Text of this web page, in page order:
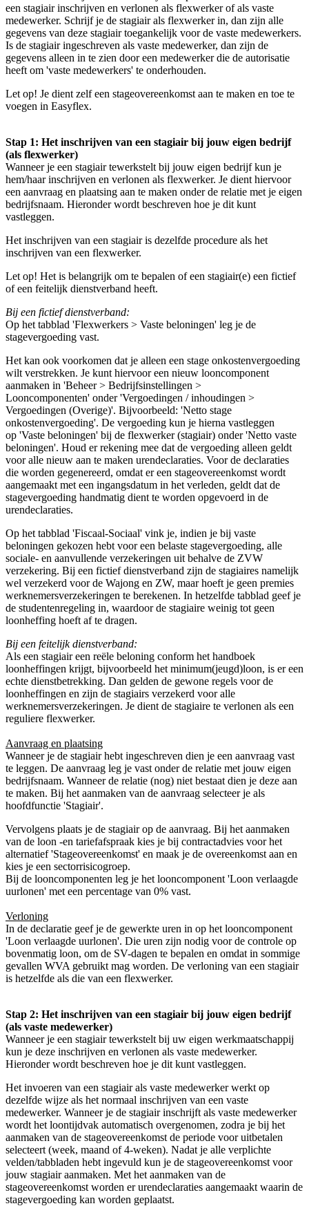
een stagiair inschrijven en verlonen als flexwerker of als vaste
medewerker. Schrijf je de stagiair als flexwerker in, dan zijn alle
gegevens van deze stagiair toegankelijk voor de vaste medewerkers.
Is de stagiair ingeschreven als vaste medewerker, dan zijn de
gegevens alleen in te zien door een medewerker die de autorisatie
heeft om 'vaste medewerkers' te onderhouden.
Let op! Je dient zelf een stageovereenkomst aan te maken en toe te
voegen in Easyflex.
Stap 1: Het inschrijven van een stagiair bij jouw eigen bedrijf
(als flexwerker)
Wanneer je een stagiair tewerkstelt bij jouw eigen bedrijf kun je
hem/haar inschrijven en verlonen als flexwerker. Je dient hiervoor
een aanvraag en plaatsing aan te maken onder de relatie met je eigen
bedrijfsnaam. Hieronder wordt beschreven hoe je dit kunt
vastleggen.
Het inschrijven van een stagiair is dezelfde procedure als het
inschrijven van een flexwerker.
Let op! Het is belangrijk om te bepalen of een stagiair(e) een fictief
of een feitelijk dienstverband heeft.
Bij een fictief dienstverband:
Op het tabblad 'Flexwerkers > Vaste beloningen' leg je de
stagevergoeding vast.
Het kan ook voorkomen dat je alleen een stage onkostenvergoeding
wilt verstrekken. Je kunt hiervoor een nieuw looncomponent
aanmaken in 'Beheer > Bedrijfsinstellingen >
Looncomponenten' onder 'Vergoedingen / inhoudingen >
Vergoedingen (Overige)'. Bijvoorbeeld: 'Netto stage
onkostenvergoeding'. De vergoeding kun je hierna vastleggen
op 'Vaste beloningen' bij de flexwerker (stagiair) onder 'Netto vaste
beloningen'. Houd er rekening mee dat de vergoeding alleen geldt
voor alle nieuw aan te maken urendeclaraties. Voor de declaraties
die worden gegenereerd, omdat er een stageovereenkomst wordt
aangemaakt met een ingangsdatum in het verleden, geldt dat de
stagevergoeding handmatig dient te worden opgevoerd in de
urendeclaraties.
Op het tabblad 'Fiscaal-Sociaal' vink je, indien je bij vaste
beloningen gekozen hebt voor een belaste stagevergoeding, alle
sociale- en aanvullende verzekeringen uit behalve de ZVW
verzekering. Bij een fictief dienstverband zijn de stagiaires namelijk
wel verzekerd voor de Wajong en ZW, maar hoeft je geen premies
werknemersverzekeringen te berekenen. In hetzelfde tabblad geef je
de studentenregeling in, waardoor de stagiaire weinig tot geen
loonheffing hoeft af te dragen.
Bij een feitelijk dienstverband:
Als een stagiair een reële beloning conform het handboek
loonheffingen krijgt, bijvoorbeeld het minimum(jeugd)loon, is er een
echte dienstbetrekking. Dan gelden de gewone regels voor de
loonheffingen en zijn de stagiairs verzekerd voor alle
werknemersverzekeringen. Je dient de stagiaire te verlonen als een
reguliere flexwerker.
Aanvraag en plaatsing
Wanneer je de stagiair hebt ingeschreven dien je een aanvraag vast
te leggen. De aanvraag leg je vast onder de relatie met jouw eigen
bedrijfsnaam. Wanneer de relatie (nog) niet bestaat dien je deze aan
te maken. Bij het aanmaken van de aanvraag selecteer je als
hoofdfunctie 'Stagiair'.
Vervolgens plaats je de stagiair op de aanvraag. Bij het aanmaken
van de loon -en tariefafspraak kies je bij contractadvies voor het
alternatief 'Stageovereenkomst' en maak je de overeenkomst aan en
kies je een sectorrisicogroep.
Bij de looncomponenten leg je het looncomponent 'Loon verlaagde
uurlonen' met een percentage van 0% vast.
Verloning
In de declaratie geef je de gewerkte uren in op het looncomponent
'Loon verlaagde uurlonen'. Die uren zijn nodig voor de controle op
bovenmatig loon, om de SV-dagen te bepalen en omdat in sommige
gevallen WVA gebruikt mag worden. De verloning van een stagiair
is hetzelfde als die van een flexwerker.
Stap 2: Het inschrijven van een stagiair bij jouw eigen bedrijf
(als vaste medewerker)
Wanneer je een stagiair tewerkstelt bij uw eigen werkmaatschappij
kun je deze inschrijven en verlonen als vaste medewerker.
Hieronder wordt beschreven hoe je dit kunt vastleggen.
Het invoeren van een stagiair als vaste medewerker werkt op
dezelfde wijze als het normaal inschrijven van een vaste
medewerker. Wanneer je de stagiair inschrijft als vaste medewerker
wordt het loontijdvak automatisch overgenomen, zodra je bij het
aanmaken van de stageovereenkomst de periode voor uitbetalen
selecteert (week, maand of 4-weken). Nadat je alle verplichte
velden/tabbladen hebt ingevuld kun je de stageovereenkomst voor
jouw stagiair aanmaken. Met het aanmaken van de
stageovereenkomst worden er urendeclaraties aangemaakt waarin de
stagevergoeding kan worden geplaatst.